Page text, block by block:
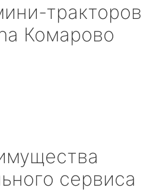
тракторов
Комарово
сервиса